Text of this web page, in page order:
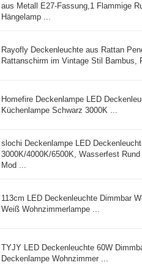
aus Metall E27-Fassung,1 Flammige
Hängelamp ...
Rayofly Deckenleuchte aus Rattan
Rattanschirm im Vintage Stil Bambus,
Homefire Deckenlampe LED
Küchenlampe Schwarz 3000K ...
slochi Deckenlampe LED
3000K/4000K/6500K, Wasserfest
Mod ...
113cm LED Deckenleuchte Dimmbar
Weiß Wohnzimmerlampe ...
TYJY LED Deckenleuchte 60W
Deckenlampe Wohnzimmer ...